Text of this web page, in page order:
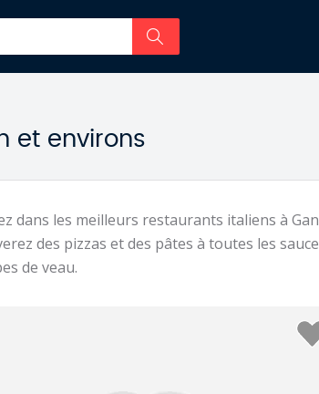
et environs
dans les meilleurs restaurants italiens à
des pizzas et des pâtes à toutes les
de veau.